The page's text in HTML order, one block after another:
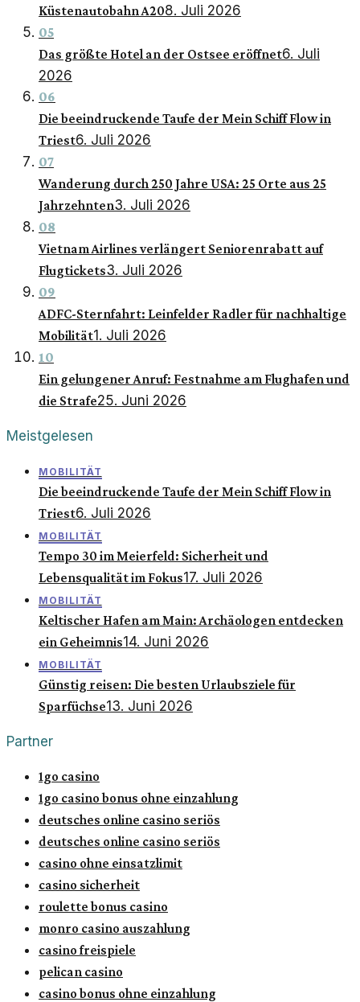
Küstenautobahn A208. Juli 2026
05
Das größte Hotel an der Ostsee eröffnet6. Juli
2026
06
Die beeindruckende Taufe der Mein Schiff Flow in
Triest6. Juli 2026
07
Wanderung durch 250 Jahre USA: 25 Orte aus 25
Jahrzehnten3. Juli 2026
08
Vietnam Airlines verlängert Seniorenrabatt auf
Flugtickets3. Juli 2026
09
ADFC-Sternfahrt: Leinfelder Radler für nachhaltige
Mobilität1. Juli 2026
10
Ein gelungener Anruf: Festnahme am Flughafen und
die Strafe25. Juni 2026
Meistgelesen
MOBILITÄT
Die beeindruckende Taufe der Mein Schiff Flow in
Triest6. Juli 2026
MOBILITÄT
Tempo 30 im Meierfeld: Sicherheit und
Lebensqualität im Fokus17. Juli 2026
MOBILITÄT
Keltischer Hafen am Main: Archäologen entdecken
ein Geheimnis14. Juni 2026
MOBILITÄT
Günstig reisen: Die besten Urlaubsziele für
Sparfüchse13. Juni 2026
Partner
1go casino
1go casino bonus ohne einzahlung
deutsches online casino seriös
deutsches online casino seriös
casino ohne einsatzlimit
casino sicherheit
roulette bonus casino
monro casino auszahlung
casino freispiele
pelican casino
casino bonus ohne einzahlung